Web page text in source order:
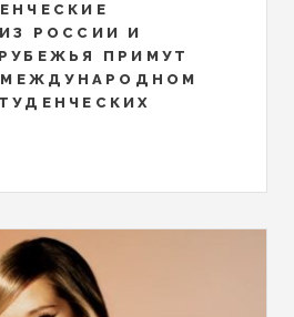
РОССИИ И
ПРИМУТ
МЕЖДУНАРОДНОМ